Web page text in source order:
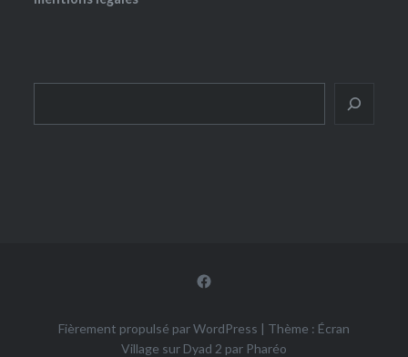
Facebook
Fièrement propulsé par WordPress | Thème : Écran
Village sur Dyad 2 par Pharéo